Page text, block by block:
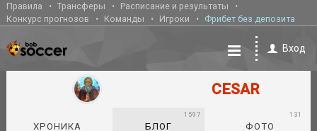
Правила Трансферы
Расписание и результаты
Конкурс прогнозов
Команды Игроки Фрибет без депозита
Вход
CESAR
ХРОНИКА БЛОГ
1597
ФОТО
131